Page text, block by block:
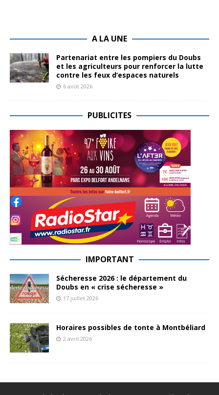
A LA UNE
Partenariat entre les pompiers du Doubs
et les agriculteurs pour renforcer la lutte
contre les feux d’espaces naturels
6 août 2026
PUBLICITES
IMPORTANT
Sécheresse 2026 : le département du
Doubs en « crise sécheresse »
17 juillet 2026
Horaires possibles de tonte à Montbéliard
2 avril 2026